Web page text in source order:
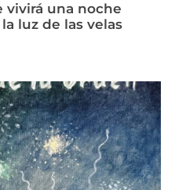
vivirá una noche
luz de las velas